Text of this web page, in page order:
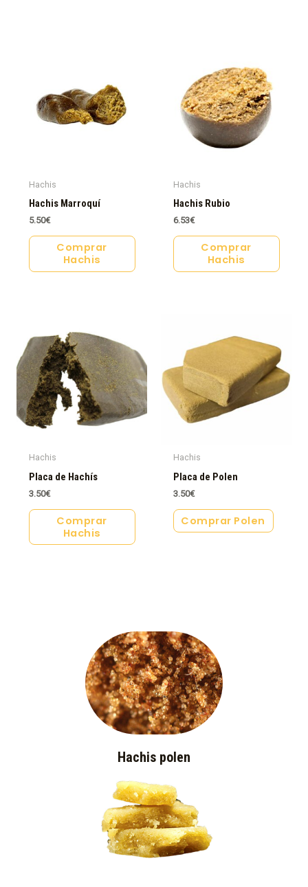
Hachis
Hachis Marroquí
5.50€
Comprar
Hachis
Hachis
Hachis Rubio
6.53€
Comprar
Hachis
Hachis
Placa de Hachís
3.50€
Comprar
Hachis
Hachis
Placa de Polen
3.50€
Comprar Polen
Hachis polen